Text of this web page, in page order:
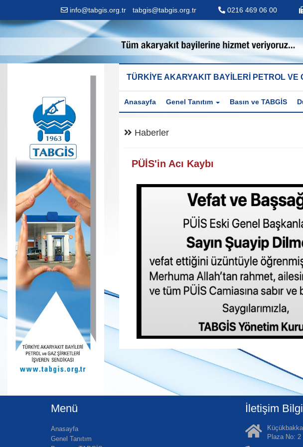
info@tabgis.org.tr - tabgis@tabgis.org.tr 0216 469 06 00
TÜRKİYE AKARYAKIT BAYİLERİ PETROL VE
Anasayfa Genel Tanıtım Basın ve TABGİS
Haberler
PÜİS'in Acı Kaybı
Menü
Anasayfa
Genel Tanıtım
İletişim
Plaza No: